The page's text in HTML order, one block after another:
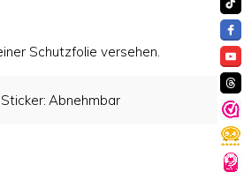
Schutzfolie versehen.
Abnehmbar